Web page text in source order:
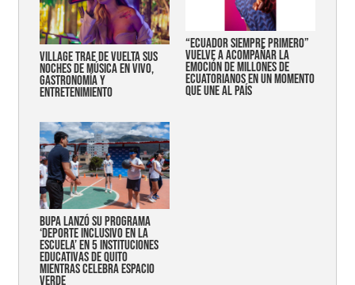
Village trae de vuelta sus
noches de música en vivo,
gastronomía y
entretenimiento
“Ecuador siempre primero”
vuelve a acompañar la
emoción de millones de
ecuatorianos en un momento
que une al país
Bupa lanzó su programa
‘Deporte Inclusivo en la
Escuela’ en 5 instituciones
educativas de Quito
mientras celebra espacio
verde